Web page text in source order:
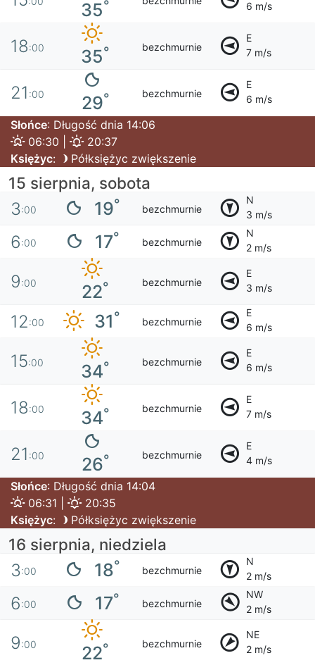
35° 6 m/s
18:00 35° bezchmurnie
E
7 m/s
21 :00 29° bezchmurnie
E
6 m/s
Słońce: Długość dnia 14:06
06:30 |
20:37
Księżyc: Półksiężyc zwiększenie
15 sierpnia, sobota
3:00 19° bezchmurnie
N
3 m/s
6:00 17° bezchmurnie
N
2 m/s
9:00 22° bezchmurnie
E
3 m/s
12:00 31° bezchmurnie
E
6 m/s
15:00 34° bezchmurnie
E
6 m/s
18:00 34° bezchmurnie
E
7 m/s
21 :00 26° bezchmurnie
E
4 m/s
Słońce: Długość dnia 14:04
06:31 |
20:35
Księżyc: Półksiężyc zwiększenie
16 sierpnia, niedziela
3:00 18° bezchmurnie
N
2 m/s
6:00 17° bezchmurnie
NW
2 m/s
9:00 22° bezchmurnie
NE
2 m/s